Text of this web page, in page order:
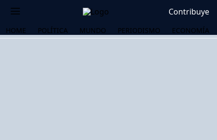
Contribuye
HOME POLÍTICA MUNDO PERIODISMO ECONOMÍA